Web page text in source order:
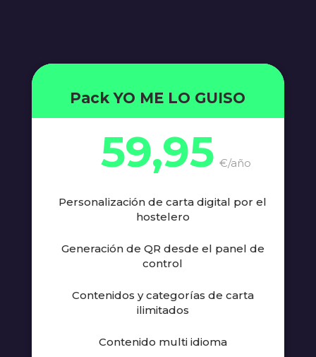
Pack YO ME LO GUISO
€/año
59,95
Personalización de carta digital por el
hostelero
Generación de QR desde el panel de
control
Contenidos y categorías de carta
ilimitados
Contenido multi idioma